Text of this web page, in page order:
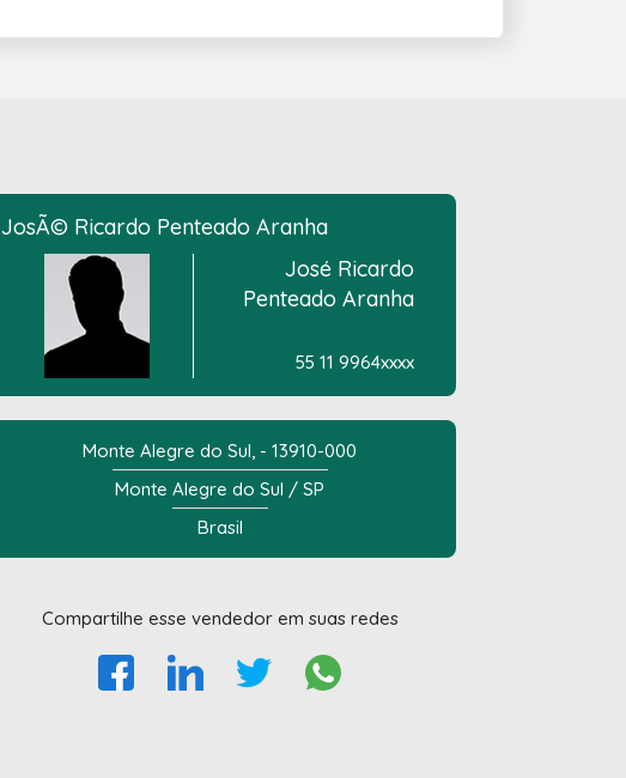
JosÃ© Ricardo Penteado Aranha
José Ricardo
Penteado Aranha
55 11 9964xxxx
Monte Alegre do Sul, - 13910-000
Monte Alegre do Sul / SP
Brasil
Compartilhe esse vendedor em suas redes